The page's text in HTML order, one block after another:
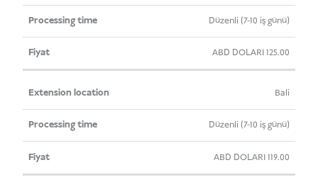
Indonesia
(+60
Konumu
Süresi
Düzenli (7-10 iş günü)
ABD DOLARI125.00
Bali
Düzenli (7-10 iş günü)
ABD DOLARI119.00